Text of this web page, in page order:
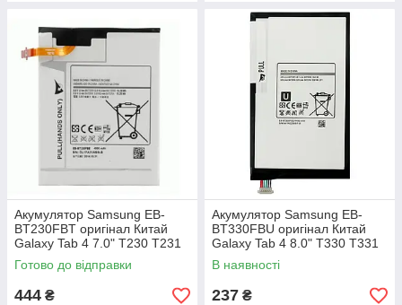
Акумулятор Samsung EB-
BT230FBT оригінал Китай
Galaxy Tab 4 7.0" T230 T231
T235 4000mAh
Готово до відправки
444 ₴
Акумулятор Samsung EB-
BT330FBU оригінал Китай
Galaxy Tab 4 8.0" T330 T331
T335 T338 4450mAh
Розпродаж
В наявності
237 ₴